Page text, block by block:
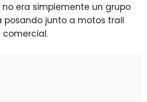
era simplemente un grupo
posando junto a motos trail
comercial.